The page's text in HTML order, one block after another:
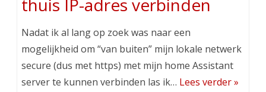
Nadat ik al lang op zoek was naar een
mogelijkheid om “van buiten” mijn lokale netwerk
secure (dus met https) met mijn home Assistant
server te kunnen verbinden las ik… Lees verder »